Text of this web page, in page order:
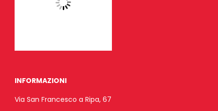
INFORMAZIONI
Via San Francesco a Ripa, 67